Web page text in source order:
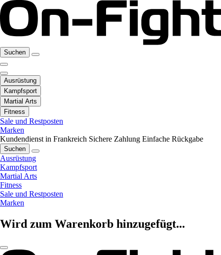
Suchen
Ausrüstung
Kampfsport
Martial Arts
Fitness
Sale und Restposten
Marken
Kundendienst in Frankreich Sichere Zahlung Einfache Rückgabe
Suchen
Ausrüstung
Kampfsport
Martial Arts
Fitness
Sale und Restposten
Marken
Wird zum Warenkorb hinzugefügt...